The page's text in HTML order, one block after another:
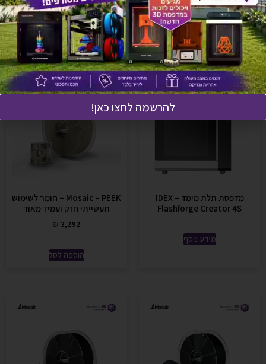
אולי יעניין אותך גם
מדפסת תלת מימד IDEX –
Flashforge Creator 4S
מידע נוסף
Mosaic – PEEK – חומר לשימוש
תעשייתי חזק ועמיד מאוד
₪ 3,292
הוספה לסל
להרשמה לחצו כאן!